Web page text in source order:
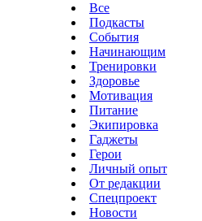
Все
Подкасты
События
Начинающим
Тренировки
Здоровье
Мотивация
Питание
Экипировка
Гаджеты
Герои
Личный опыт
От редакции
Спецпроект
Новости